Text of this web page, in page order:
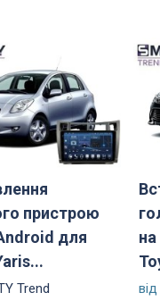
пристрою
для
Trend
від